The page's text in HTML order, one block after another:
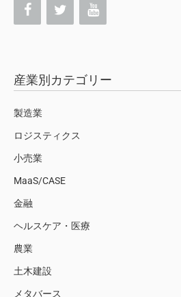
産業別カテゴリー
製造業
ロジスティクス
小売業
MaaS/CASE
金融
ヘルスケア・医療
農業
土木建設
メタバース